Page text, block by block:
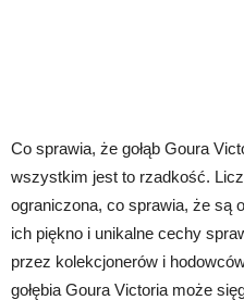
Co sprawia, że gołąb Goura
wszystkim jest to rzadkość.
ograniczona, co sprawia, że są
ich piękno i unikalne cechy
przez kolekcjonerów i
gołębia Goura Victoria może